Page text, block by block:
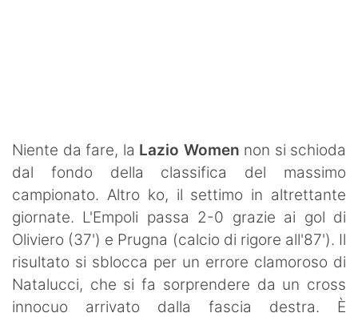
SHOP LAZIO
Contatti
Niente da fare, la Lazio Women non si schioda
dal fondo della classifica del massimo
campionato. Altro ko, il settimo in altrettante
giornate. L'Empoli passa 2-0 grazie ai gol di
Oliviero (37') e Prugna (calcio di rigore all'87'). Il
risultato si sblocca per un errore clamoroso di
Natalucci, che si fa sorprendere da un cross
innocuo arrivato dalla fascia destra. È